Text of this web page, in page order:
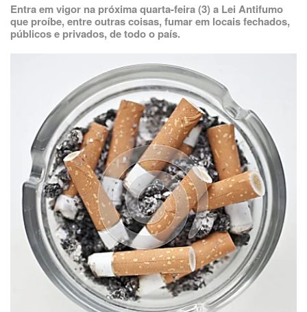
Entra em vigor na próxima quarta-feira (3) a Lei Antifumo
que proíbe, entre outras coisas, fumar em locais fechados,
públicos e privados, de todo o país.